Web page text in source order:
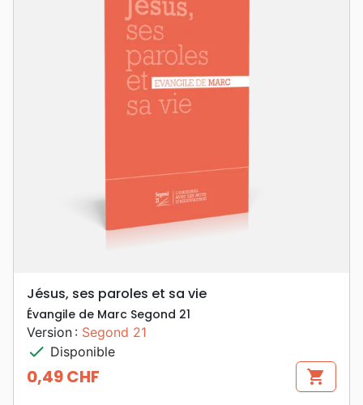
Jésus, ses paroles et sa vie
Évangile de Marc Segond 21
Version : Segond 21
check Disponible
Prix
0,49 CHF shopping_cart